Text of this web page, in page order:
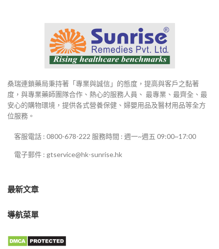
桑瑞連鎖藥局秉持著「專業與誠信」的態度，提高與客戶之黏著
度，與專業藥師團隊合作、熱心的服務人員、 最專業、最齊全、最
安心的購物環境，提供各式營養保健、婦嬰用品及醫材用品等全方
位服務。
客服電話 : 0800-678-222 服務時間 : 週一~週五 09:00~17:00
電子郵件 : gtservice@hk-sunrise.hk
最新文章
導航菜單